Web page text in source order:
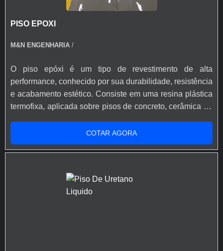
uniforme. Boa resistência mecânica e química. Maior
do substrato). Fácil limpeza e manutenção, superfície
farmacêuticas e químicas. Hospitais, clínicas e
laboratórios (ambientes controlados), Escritórios e
ambientes corporativos que buscam estética moderna,
Escolas, universidades e academias, Indústrias
PISO EPOXI
M&N ENGENHARIA /
O piso epóxi é um tipo de revestimento de alta
performance, conhecido por sua durabilidade, resistência
e acabamento estético. Consiste em uma resina plástica
termofixa, aplicada sobre pisos de concreto, cerâmica ou
superfície contínua, lisa e sem juntas. Por sua robustez e
versatilidade, o epóxi é uma solução popular para uma
residenciais e lojas.
COTAR AGORA